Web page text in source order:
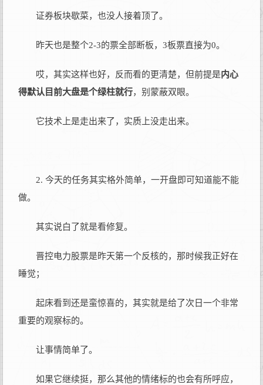
证券板块歇菜，也没人接着顶了。
昨天也是整个2-3的票全部断板，3板票直接为0。
哎，其实这样也好，反而看的更清楚，但前提是内心
得默认目前大盘是个绿柱就行，别蒙蔽双眼。
它技术上是走出来了，实质上没走出来。
2. 今天的任务其实格外简单，一开盘即可知道能不能
做。
其实说白了就是看修复。
晋控电力股票是昨天第一个反核的，那时候我正好在
睡觉；
起床看到还是蛮惊喜的，其实就是给了次日一个非常
重要的观察标的。
让事情简单了。
如果它继续挺，那么其他的情绪标的也会有所呼应，